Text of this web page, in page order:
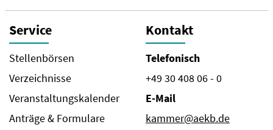
Service
Stellenbörsen
Verzeichnisse
Veranstaltungskalender
Anträge & Formulare
Kontakt
Telefonisch
+49 30 408 06 - 0
E-Mail
kammer@aekb.de